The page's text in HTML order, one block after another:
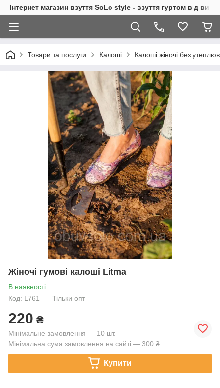
Інтернет магазин взуття SoLo style - взуття гуртом від
Товари та послуги Калоші Калоші жіночі без
Жіночі гумові калоші Litma
В наявності
Код: L761
Тільки опт
220 ₴
Мінімальне замовлення — 10 шт.
Мінімальна сума замовлення на сайті — 300 ₴
Купити